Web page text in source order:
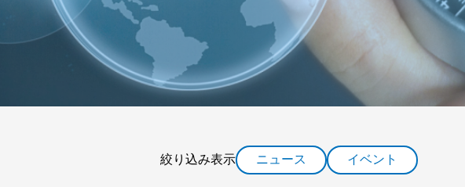
絞り込み表示 ニュース イベント